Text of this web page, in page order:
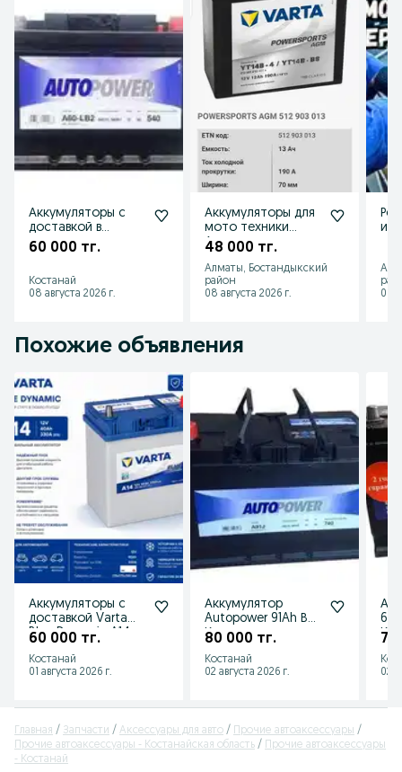
Аккумуляторы с
доставкой в
ассортименте в
60 000 тг.
Костанай
08 августа 2026 г.
Аккумуляторы для
мото техники
Алматы
48 000 тг.
Алматы, Бостандыкский
район
08 августа 2026 г.
и
08
Похожие объявления
Аккумуляторы с
доставкой Varta
Blue Dynamic A14 в
60 000 тг.
Костанай
01 августа 2026 г.
Аккумулятор
Autopower 91Ah В
Костанае
80 000 тг.
Костанай
02 августа 2026 г.
70
02
Главная Запчасти Аксессуары для авто
Прочие автоаксессуары
Прочие автоаксессуары - Костанайская область
Прочие автоаксессуары
- Костанай